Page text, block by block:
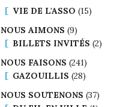
VIE DE L'ASSO (15)
NOUS AIMONS (9)
BILLETS INVITÉS (2)
NOUS FAISONS (241)
GAZOUILLIS (28)
NOUS SOUTENONS (37)